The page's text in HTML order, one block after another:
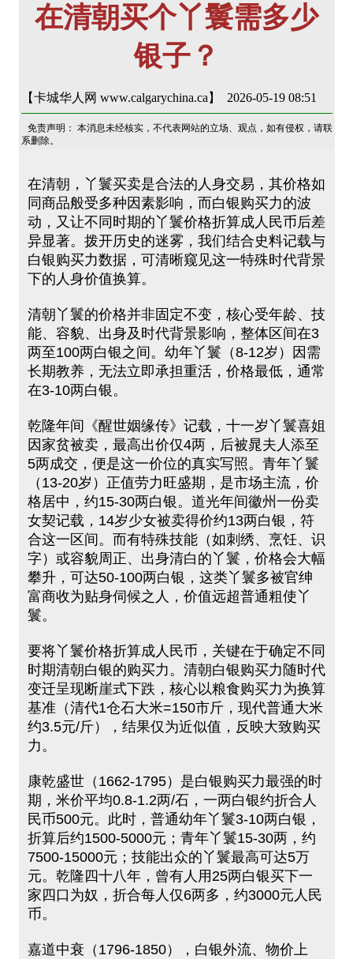
在清朝买个丫鬟需多少
银子？
【卡城华人网 www.calgarychina.ca】 2026-05-19 08:51
免责声明： 本消息未经核实，不代表网站的立场、观点，如有侵权，请联
系删除。
在清朝，丫鬟买卖是合法的人身交易，其价格如
同商品般受多种因素影响，而白银购买力的波
动，又让不同时期的丫鬟价格折算成人民币后差
异显著。拨开历史的迷雾，我们结合史料记载与
白银购买力数据，可清晰窥见这一特殊时代背景
下的人身价值换算。
清朝丫鬟的价格并非固定不变，核心受年龄、技
能、容貌、出身及时代背景影响，整体区间在3
两至100两白银之间。幼年丫鬟（8-12岁）因需
长期教养，无法立即承担重活，价格最低，通常
在3-10两白银。
乾隆年间《醒世姻缘传》记载，十一岁丫鬟喜姐
因家贫被卖，最高出价仅4两，后被晁夫人添至
5两成交，便是这一价位的真实写照。青年丫鬟
（13-20岁）正值劳力旺盛期，是市场主流，价
格居中，约15-30两白银。道光年间徽州一份卖
女契记载，14岁少女被卖得价约13两白银，符
合这一区间。而有特殊技能（如刺绣、烹饪、识
字）或容貌周正、出身清白的丫鬟，价格会大幅
攀升，可达50-100两白银，这类丫鬟多被官绅
富商收为贴身伺候之人，价值远超普通粗使丫
鬟。
要将丫鬟价格折算成人民币，关键在于确定不同
时期清朝白银的购买力。清朝白银购买力随时代
变迁呈现断崖式下跌，核心以粮食购买力为换算
基准（清代1仓石大米=150市斤，现代普通大米
约3.5元/斤），结果仅为近似值，反映大致购买
力。
康乾盛世（1662-1795）是白银购买力最强的时
期，米价平均0.8-1.2两/石，一两白银约折合人
民币500元。此时，普通幼年丫鬟3-10两白银，
折算后约1500-5000元；青年丫鬟15-30两，约
7500-15000元；技能出众的丫鬟最高可达5万
元。乾隆四十八年，曾有人用25两白银买下一
家四口为奴，折合每人仅6两多，约3000元人民
币。
嘉道中衰（1796-1850），白银外流、物价上